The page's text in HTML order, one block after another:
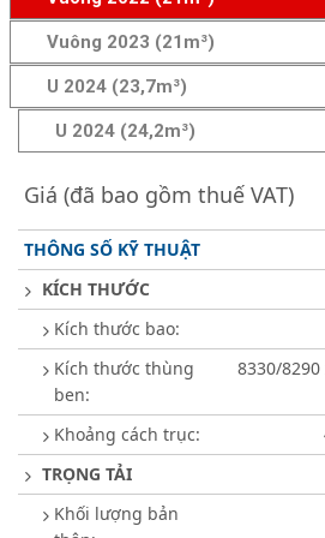
Vuông 2023 (21m³)
U 2024 (23,7m³)
U 2024 (24,2m³)
Giá (đã bao gồm thuế VAT)
THÔNG SỐ KỸ THUẬT
KÍCH THƯỚC
Kích thước bao:
Kích thước thùng
ben:
8330/
Khoảng cách trục:
TRỌNG TẢI
Khối lượng bản